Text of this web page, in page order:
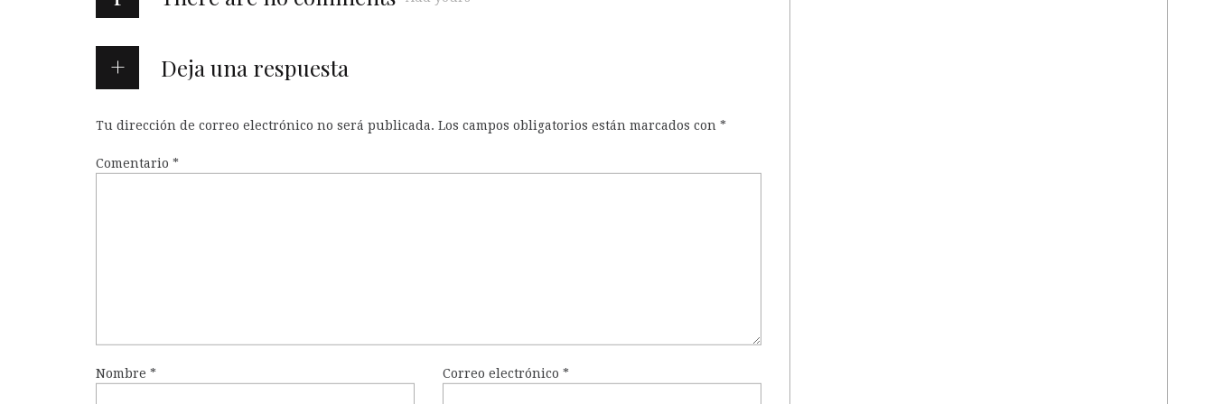
Deja una respuesta
Tu dirección de correo electrónico no será publicada. Los campos obligatorios están marcados con *
Comentario *
Nombre * Correo electrónico*